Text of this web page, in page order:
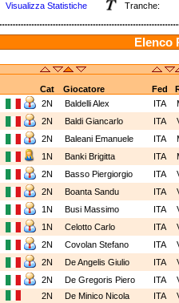
Visualizza Statistiche Tranche:
Elenco
Cat
Giocatore Fed
2N
Baldelli Alex ITA
2N
Baldi Giancarlo ITA
2N
Baleani Emanuele ITA
1N
Banki Brigitta ITA
2N
Basso Piergiorgio ITA
2N
Boanta Sandu ITA
1N
Busi Massimo ITA
1N
Celotto Carlo ITA
2N
Covolan Stefano ITA
2N
De Angelis Giulio ITA
2N
De Gregoris Piero ITA
2N
De Minico Nicola ITA